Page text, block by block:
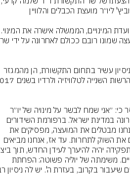
שר התקשורת ד"ר שלמה קרעי מסר כי: ״אני שמח לבשר על מינויה של יו״ר